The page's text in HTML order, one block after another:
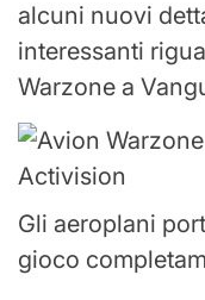
alcuni nuovi
interessanti
Warzone a
Activision
Gli aeroplani
gioco